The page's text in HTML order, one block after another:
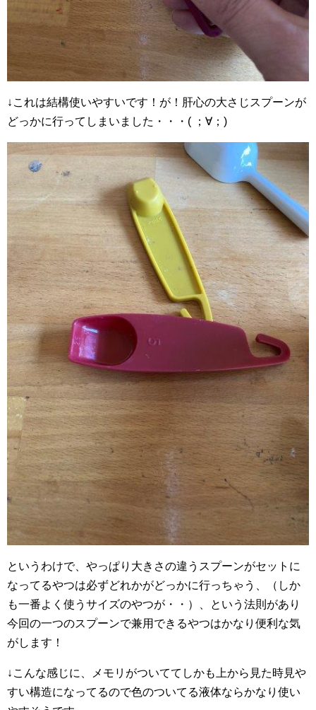
↓これは結構使いやすいです！が！肝心の大さじスプーンが
どっかに行ってしまいました・・・( ；∀；)
というわけで、やっぱり大きさの違うスプーンがセットに
なってるやつは必ずどれかがどっかに行っちゃう、（しか
も一番よく使うサイズのやつが・・）、という法則があり
今回の一つのスプーンで兼用できるやつはかなり便利な気
がします！
↓こんな感じに、メモリがついててしかも上から見た時見や
すい構造になってるので色のついてる液体ならかなり使い